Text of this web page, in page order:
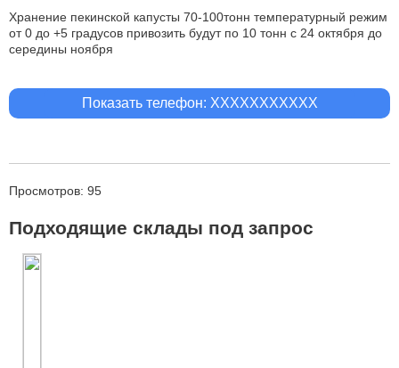
Хранение пекинской капусты 70-100тонн температурный режим
от 0 до +5 градусов привозить будут по 10 тонн с 24 октября до
середины ноября
Показать телефон: XXXXXXXXXXX
Просмотров: 95
Подходящие склады под запрос